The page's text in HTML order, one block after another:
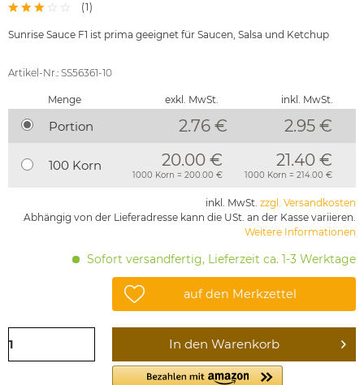
(1)
Sunrise Sauce F1 ist prima geeignet für Saucen, Salsa und Ketchup
Artikel-Nr.: SS56361-10
Menge exkl. MwSt. inkl. MwSt.
Portion 2.76 € 2.95 €
100 Korn 20.00 €
1000 Korn = 200.00 €
21.40 €
1000 Korn = 214.00 €
inkl. MwSt. zzgl. Versandkosten
Abhängig von der Lieferadresse kann die USt. an der Kasse variieren.
Weitere Informationen
Sofort versandfertig, Lieferzeit ca. 1-3 Werktage
auf den Merkzettel
In den Warenkorb